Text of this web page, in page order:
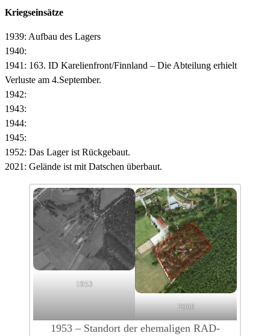
Kriegseinsätze
1939: Aufbau des Lagers
1940:
1941: 163. ID Karelienfront/Finnland – Die Abteilung erhielt
Verluste am 4.September.
1942:
1943:
1944:
1945:
1952: Das Lager ist Rückgebaut.
2021: Gelände ist mit Datschen überbaut.
1953
2008
1953 – Standort der ehemaligen RAD-